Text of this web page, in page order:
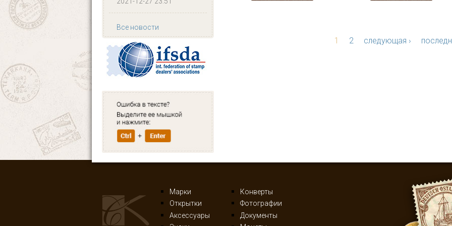
Все новости
1 2 следующая ›
Марки
Конверты
Открытки
Фотографии
Аксессуары
Документы